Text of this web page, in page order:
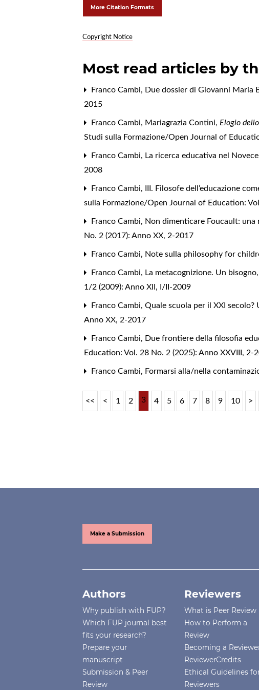
More Citation Formats
Copyright Notice
Most read articles by
Franco Cambi, Due dossier di Giovanni Maria
2015
Franco Cambi, Mariagrazia Contini, Elogio
Studi sulla Formazione/Open Journal of
Franco Cambi, La ricerca educativa nel
2008
Franco Cambi, III. Filosofe dell’educazione
sulla Formazione/Open Journal of Education:
Franco Cambi, Non dimenticare Foucault:
No. 2 (2017): Anno XX, 2-2017
Franco Cambi, Note sulla philosophy for
Franco Cambi, La metacognizione. Un
1/2 (2009): Anno XII, I/II-2009
Franco Cambi,Quale scuola per il XXI secolo?
Anno XX, 2-2017
Franco Cambi, Due frontiere della filosofia
Education: Vol. 28 No. 2 (2025): Anno XXVIII, 2-
Franco Cambi, Formarsi alla/nella
<< < 1 2 3 4 5 6 7 8 9 10 >
Make a Submission
Authors
Why publish with FUP?
Which FUP journal best
fits your research?
Prepare your
manuscript
Submission & Peer
Review
Reviewers
What is Peer Review
How to Perform a
Review
Becoming a
ReviewerCredits
Ethical Guidelines
Reviewers